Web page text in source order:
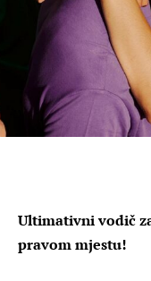
Ultimativni vodič
pravom mjestu!